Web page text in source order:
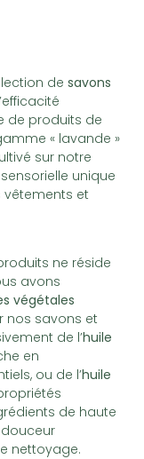
desavons
de produits de
« lavande »
sur notre
unique
vêtements et
ne réside
avons
végétales
nos savons et
de l’huile
en
ou de l’huile
de haute
nettoyage.